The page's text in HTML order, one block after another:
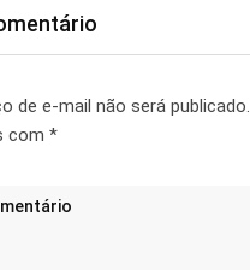
de e-mail não será publicado.
com *